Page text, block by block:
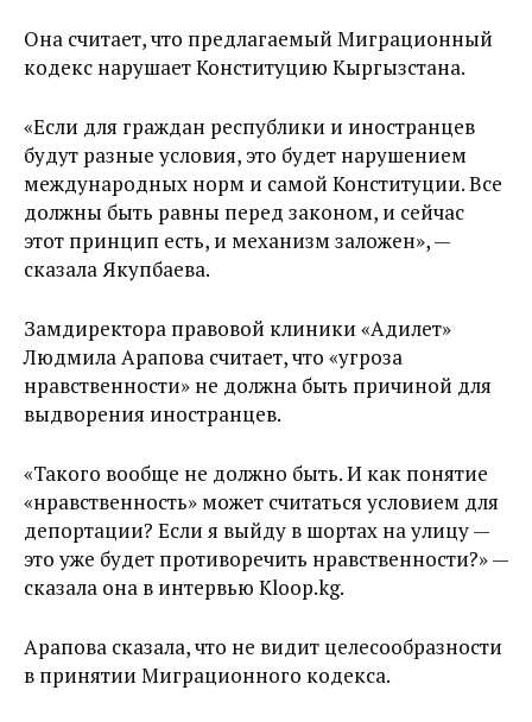
Она считает, что предлагаемый Миграционный
кодекс нарушает Конституцию Кыргызстана.
«Если для граждан республики и иностранцев
будут разные условия, это будет нарушением
международных норм и самой Конституции. Все
должны быть равны перед законом, и сейчас
этот принцип есть, и механизм заложен», —
сказала Якупбаева.
Замдиректора правовой клиники «Адилет»
Людмила Арапова считает, что «угроза
нравственности» не должна быть причиной для
выдворения иностранцев.
«Такого вообще не должно быть. И как понятие
«нравственность» может считаться условием для
депортации? Если я выйду в шортах на улицу —
это уже будет противоречить нравственности?» —
сказала она в интервью Kloop.kg.
Арапова сказала, что не видит целесообразности
в принятии Миграционного кодекса.